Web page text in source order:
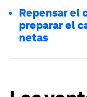
Repensar el
preparar el
netas